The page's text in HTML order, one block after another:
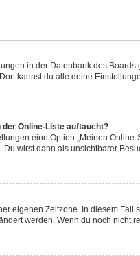
in der Datenbank des
kannst du alle deine
Online-Liste auftaucht?
eine Option „Meinen
wirst dann als unsichtbarer
eigenen Zeitzone. In diesem
werden. Wenn du noch nicht